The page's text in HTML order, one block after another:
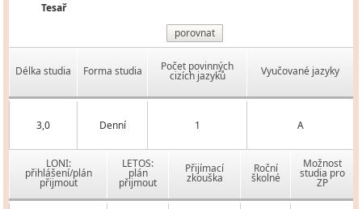
Tesař
porovnat
Délka studia Forma studia Počet povinných
cizích jazyků Vyučované jazyky
3,0 Denní 1 A
LONI:
přihlášení/plán
přijmout
LETOS:
plán
přijmout
Přijímací
zkouška
Roční
školné
Možnost
studia pro
ZP